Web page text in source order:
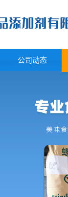
公司动态